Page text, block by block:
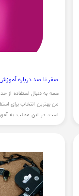
صفر تا صد درباره
همه به دنبال استفاده از
من بهترین انتخاب برای
است. در این مطلب به
می پردازیم.